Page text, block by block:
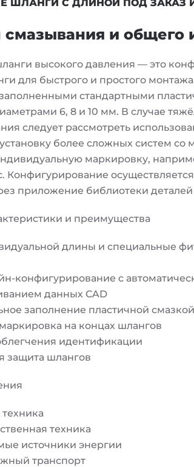
ШЛАНГИ С ДЛИНОЙ ПОД ЗАКАЗ
смазывания и общего
высокого давления — это
для быстрого и простого
стандартными
6, 8 и 10 мм. В случае
следует рассмотреть
более сложных систем
маркировку,
Конфигурирование
приложение библиотеки деталей
и преимущества
длины и специальные
конфигурирование с
данных CAD
заполнение пластичной
на концах шлангов
идентификации
защита шлангов
техника
источники энергии
транспорт